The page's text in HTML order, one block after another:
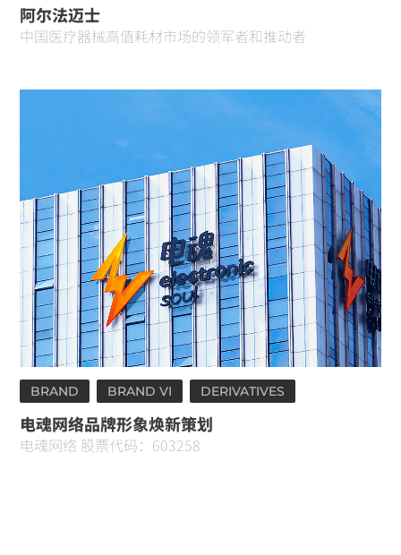
阿尔法迈士
中国医疗器械高值耗材市场的领军者和推动者
BRAND BRAND VI DERIVATIVES
电魂网络品牌形象焕新策划
电魂网络 股票代码：603258